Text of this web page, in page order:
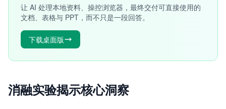
让 AI 处理本地资料、操控浏览器，最终交付可直接使用的
文档、表格与 PPT，而不只是一段回答。
下载桌面版
消融实验揭示核心洞察